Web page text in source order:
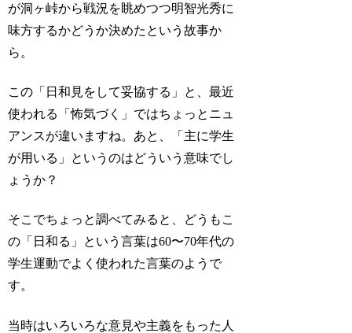
が洞ヶ峠から戦況を眺めつつ明智光秀に
味方するかどうか決めたという故事か
ら。
この「日和見をして妥協する」と、最近
使われる「怖気づく」ではちょっとニュ
アンスが違いますね。あと、「主に学生
が用いる」というのはどういう意味でし
ょうか？
そこでちょっと調べてみると、どうもこ
の「日和る」という言葉は60〜70年代の
学生運動でよく使われた言葉のようで
す。
当時はいろいろな意見や主義をもった人